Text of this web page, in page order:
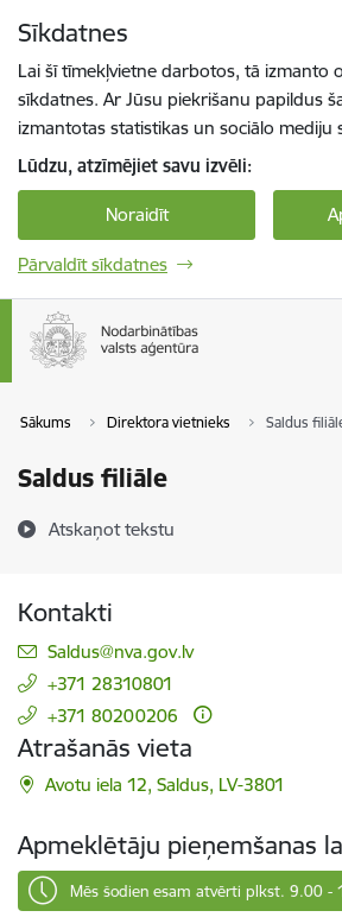
Sīkdatnes
Lai šī tīmekļvietne darbotos, tā izmanto
sīkdatnes. Ar Jūsu piekrišanu papildus
izmantotas statistikas un sociālo mediju
Lūdzu, atzīmējiet savu izvēli:
Noraidīt
Pārvaldīt sīkdatnes
Sākums Direktora vietnieks Saldus
Saldus filiāle
Atskaņot tekstu
Kontakti
E-pasts:
Saldus@nva.gov.lv
+371 28310801
+371 80200206
Atrašanās vieta
Avotu iela 12, Saldus, LV-3801
Apmeklētāju pieņemšanas
Mēs šodien esam atvērti plkst. 9.00 -